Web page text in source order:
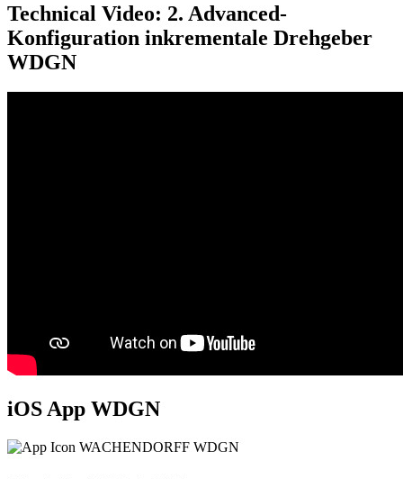
Technical Video: 2. Advanced-
Konfiguration inkrementale Drehgeber
WDGN
iOS App WDGN